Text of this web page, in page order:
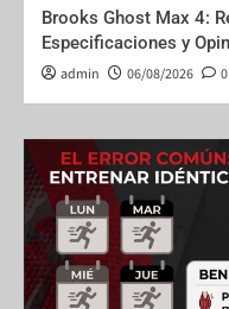
Brooks Ghost Max 4:
Especificaciones y
admin 06/08/2026 0